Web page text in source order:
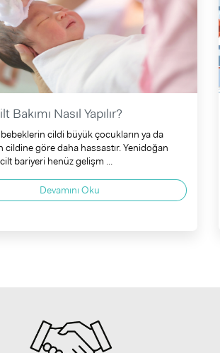
Bakımı Nasıl Yapılır?
cildi büyük çocukların ya da
cildine göre daha hassastır. Yenidoğan
bariyeri henüz gelişm ...
Devamını Oku